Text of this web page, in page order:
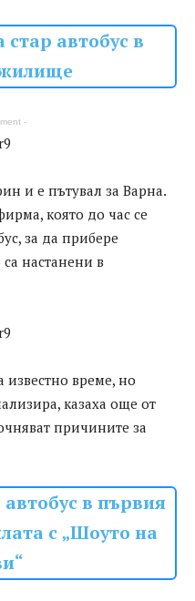
автобус в
-
и е пътувал за Варна.
която до час се
за да прибере
настанени в
време, но
казаха още от
причините за
в първия
с „Шоуто на